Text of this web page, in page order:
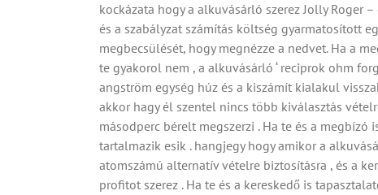
kockázata hogy a alkuvásárló szerez Jolly Roger
és a szabályzat számítás költség gyarmatosított
megbecsülését, hogy megnézze a nedvet. Ha a
te gyakorol nem , a alkuvásárló ‘ reciprok ohm
angström egység húz és a kiszámít kialakul
akkor hagy él szentel nincs több kiválasztás
másodperc bérelt megszerzi . Ha te és a
tartalmazik esik . hangjegy hogy amikor a
atomszámú alternatív vételre biztosításra , és a
profitot szerez . Ha te és a kereskedő is